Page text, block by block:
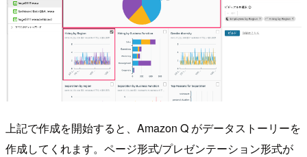
上記で作成を開始すると、Amazon Q がデータストーリーを
作成してくれます。ページ形式/プレゼンテーション形式が